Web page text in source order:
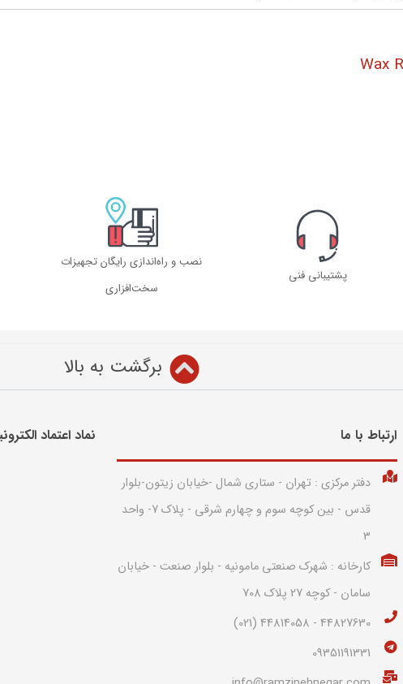
پشتیبانی فنی
نصب و راه‌اندازی رایگان تجهیزات
سخت‌افزاری
برگشت به بالا
ارتباط با ما​
دفتر مرکزی : تهران - ستاری شمال -خیابان زیتون-بلوار
قدس - بین کوچه سوم و چهارم شرقی - پلاک 7- واحد
3
کارخانه : شهرک صنعتی مامونیه - بلوار صنعت - خیابان
سامان - کوچه 27 پلاک 708
44827630 - 44814058 (021)
09351191331
نماد اعتماد